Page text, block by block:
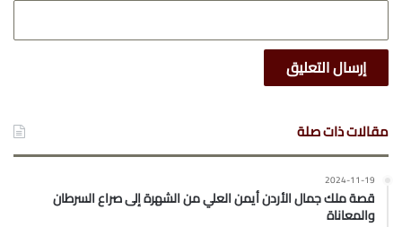
مقالات ذات صلة
2024-11-19
قصة ملك جمال الأردن أيمن العلي من الشهرة إلى صراع السرطان
والمعاناة